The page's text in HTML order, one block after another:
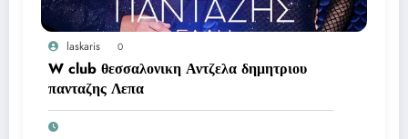
laskaris 0
W club θεσσαλονικη Αντζελα δημητριου
πανταζης Λεπα